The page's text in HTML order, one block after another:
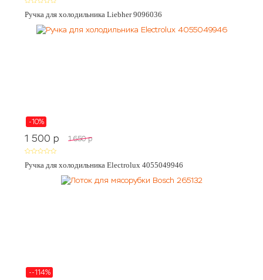
Ручка для холодильника Liebher 9096036
-10%
1 500 p 1 650 p
Ручка для холодильника Electrolux 4055049946
--114%